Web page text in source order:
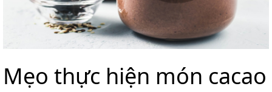
Mẹo thực hiện món cacao